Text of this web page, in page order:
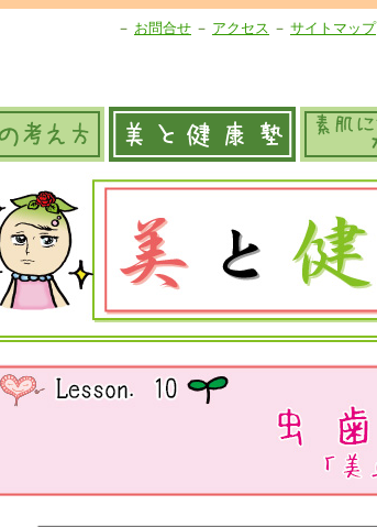
－ お問合せ － アクセス － サイトマップ